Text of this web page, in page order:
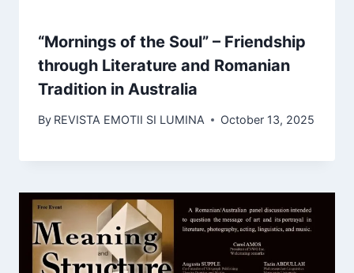
“Mornings of the Soul” – Friendship
through Literature and Romanian
Tradition in Australia
By REVISTA EMOTII SI LUMINA October 13, 2025